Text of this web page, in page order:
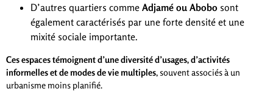
D’autres quartiers comme Adjamé ou Abobo sont
également caractérisés par une forte densité et une
mixité sociale importante.
Ces espaces témoignent d’une diversité d’usages, d’activités
informelles et de modes de vie multiples, souvent associés à un
urbanisme moins planifié.